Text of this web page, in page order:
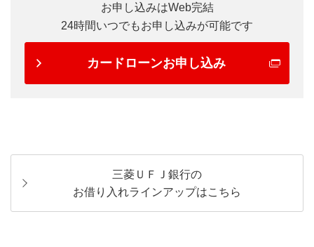
お申し込みはWeb完結
24時間いつでもお申し込みが可能です
カードローンお申し込み
三菱ＵＦＪ銀行の
お借り入れラインアップはこちら